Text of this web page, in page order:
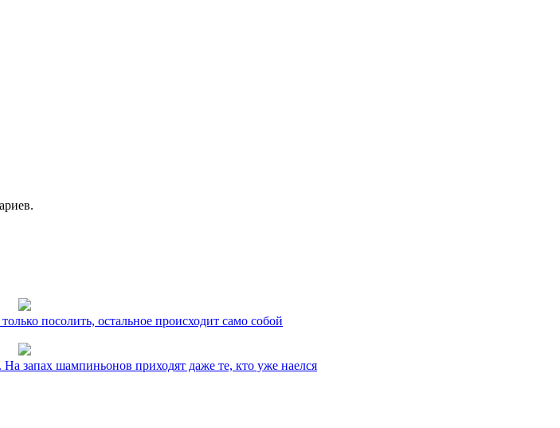
посолить, остальное происходит само собой
запах шампиньонов приходят даже те, кто уже наелся